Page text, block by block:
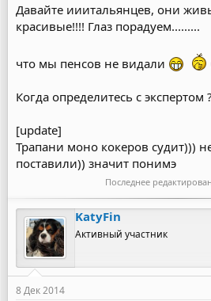
Давайте ииитальянцев, они
красивые!!!! Глаз порадуем.........
что мы пенсов не видали
Когда определитесь с экспертом ?
[update]
Трапани моно кокеров судит)))
поставили)) значит понимэ
Последнее
KatyFin
Активный участник
8 Дек 2014